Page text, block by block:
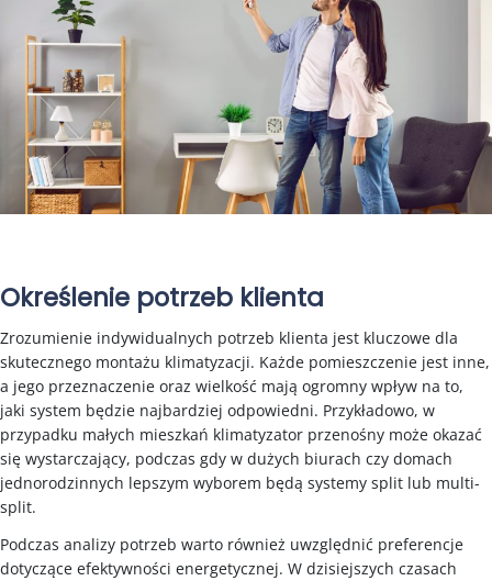
Określenie potrzeb klienta
Zrozumienie indywidualnych potrzeb klienta jest kluczowe dla
skutecznego montażu klimatyzacji. Każde pomieszczenie jest inne,
a jego przeznaczenie oraz wielkość mają ogromny wpływ na to,
jaki system będzie najbardziej odpowiedni. Przykładowo, w
przypadku małych mieszkań klimatyzator przenośny może okazać
się wystarczający, podczas gdy w dużych biurach czy domach
jednorodzinnych lepszym wyborem będą systemy split lub multi-
split.
Podczas analizy potrzeb warto również uwzględnić preferencje
dotyczące efektywności energetycznej. W dzisiejszych czasach